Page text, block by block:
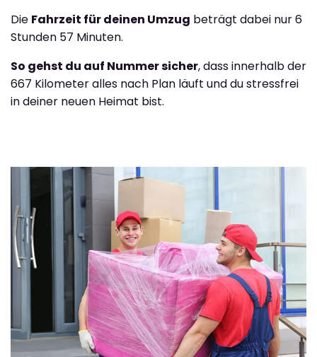
Die Fahrzeit für deinen Umzug beträgt dabei nur 6
Stunden 57 Minuten.
So gehst du auf Nummer sicher, dass innerhalb der
667 Kilometer alles nach Plan läuft und du stressfrei
in deiner neuen Heimat bist.